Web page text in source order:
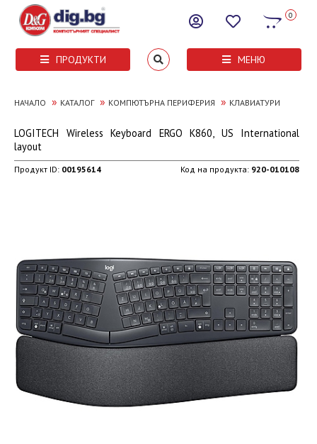
0
ПРОДУКТИ МЕНЮ
НАЧАЛО » КАТАЛОГ » КОМПЮТЪРНА ПЕРИФЕРИЯ » КЛАВИАТУРИ
LOGITECH Wireless Keyboard ERGO K860, US International
layout
Продукт ID: 00195614 Код на продукта: 920-010108